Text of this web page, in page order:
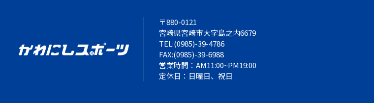
〒880-0121
宮崎県宮崎市大字島之内6679
TEL:(0985)-39-4786
FAX:(0985)-39-6988
営業時間：AM11:00~PM19:00
定休日：日曜日、祝日